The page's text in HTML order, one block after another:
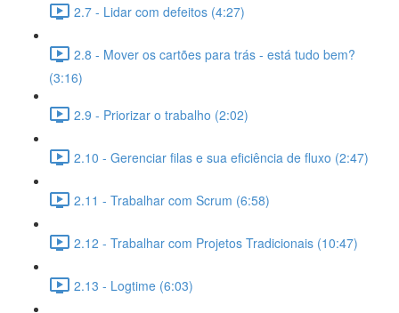
2.7 - Lidar com defeitos (4:27)
2.8 - Mover os cartões para trás - está tudo bem?
(3:16)
2.9 - Priorizar o trabalho (2:02)
2.10 - Gerenciar filas e sua eficiência de fluxo (2:47)
2.11 - Trabalhar com Scrum (6:58)
2.12 - Trabalhar com Projetos Tradicionais (10:47)
2.13 - Logtime (6:03)